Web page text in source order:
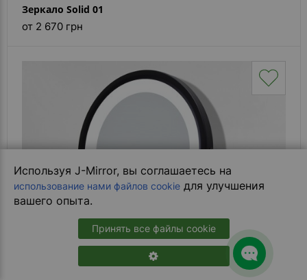
Используя J-Mirror, вы соглашаетесь на
использование нами файлов cookie для улучшения
вашего опыта.
Принять все файлы cookie
Зеркало Solid 01
от 2 670 грн